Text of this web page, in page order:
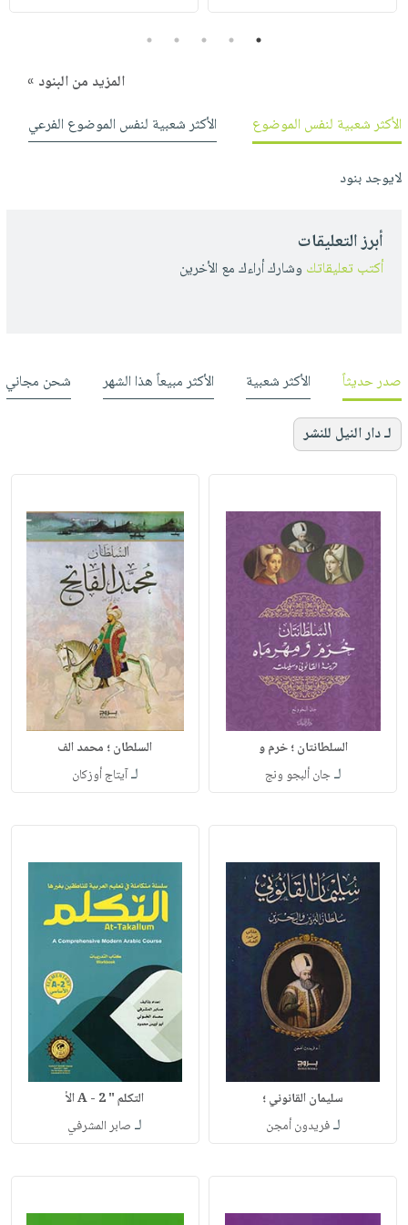
1
2
3
4
5
المزيد من البنود »
الأكثر شعبية لنفس الموضوع
الأكثر شعبية لنفس الموضوع الفرعي
لايوجد بنود
أبرز التعليقات
أكتب تعليقاتك وشارك أراءك مع الأخرين
صدر حديثاً الأكثر شعبية الأكثر مبيعاً هذا الشهر شحن مجاني
لـ دار النيل للنشر
السلطانتان ؛ خرم و
لـجان ألبجو ونج
السلطان ؛ محمد الف
لـآيتاج أوزكان
سليمان القانوني ؛
لـفريدون أمجن
التكلم " A - 2 الأ
لـ صابر المشرفي